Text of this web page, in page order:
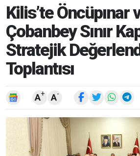
Kilis’te Öncüpınar
Çobanbey Sınır
Stratejik
Toplantısı
A+ A-